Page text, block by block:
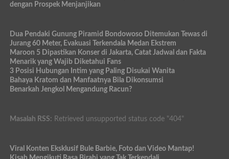
dengan Prospek Menjanjikan
Dua Pendaki Gunung Piramid Bondowoso Ditemukan Tewas di
Jurang 60 Meter, Evakuasi Terkendala Medan Ekstrem
Maroon 5 Dipastikan Konser di Jakarta, Catat Jadwal dan Fakta
Menarik yang Wajib Diketahui Fans
3 Posisi Hubungan Intim yang Paling Disukai Wanita
Bahaya Kratom dan Manfaatnya Bila Dikonsumsi
Benarkah Jengkol Mengandung Racun?
Masalah RSS: Retrieved unsupported status code "404"
Viral Konten Eksklusif Bule Barbie, Foto dan Video Mantap!